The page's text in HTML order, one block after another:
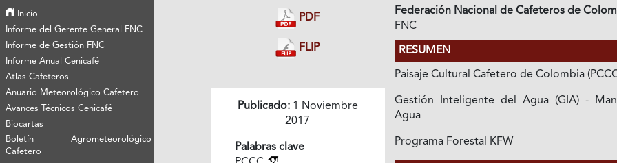
Inicio
Informe del Gerente General FNC
Informe de Gestión FNC
Informe Anual Cenicafé
Atlas Cafeteros
Anuario Meteorológico Cafetero
Avances Técnicos Cenicafé
Biocartas
Boletín Agrometeorológico
Cafetero
PDF
FLIP
Publicado:1 Noviembre
2017
Palabras clave
Federación Nacional de Cafeteros de
FNC
RESUMEN
Paisaje Cultural Cafetero de Colombia
Gestión Inteligente del Agua (GIA) -
Agua
Programa Forestal KFW